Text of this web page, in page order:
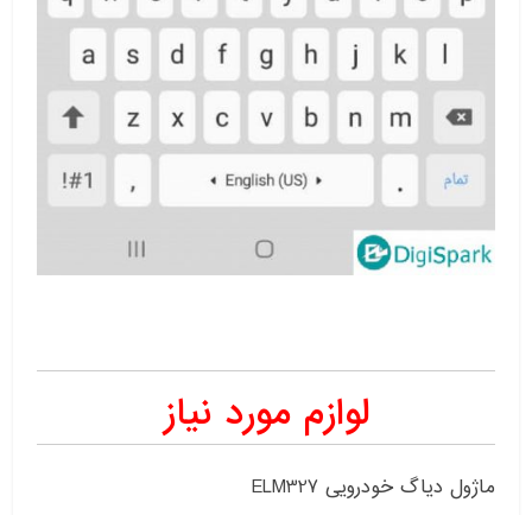
لوازم مورد نیاز
ماژول دیاگ خودرویی ELM327